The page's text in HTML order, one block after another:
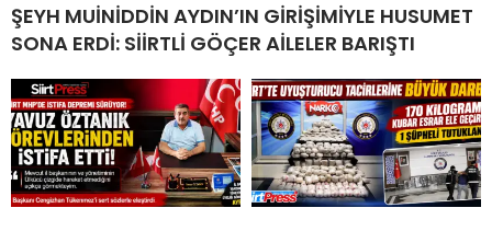
ŞEYH MUİNİDDİN AYDIN’IN GİRİŞİMİYLE HUSUMET
SONA ERDİ: SİİRTLİ GÖÇER AİLELER BARIŞTI